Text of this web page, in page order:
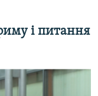
і питання